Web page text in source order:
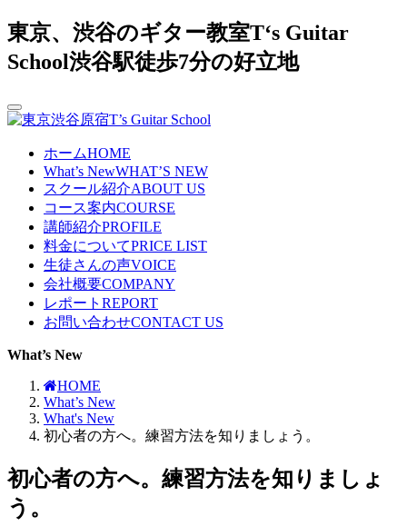
東京、渋谷のギター教室T‘s Guitar
School渋谷駅徒歩7分の好立地
ホームHOME
What’s NewWHAT’S NEW
スクール紹介ABOUT US
コース案内COURSE
講師紹介PROFILE
料金についてPRICE LIST
生徒さんの声VOICE
会社概要COMPANY
レポート REPORT
お問い合わせCONTACT US
What’s New
HOME
What’s New
What's New
初心者の方へ。練習方法を知りましょう。
初心者の方へ。練習方法を知りましょ
う。